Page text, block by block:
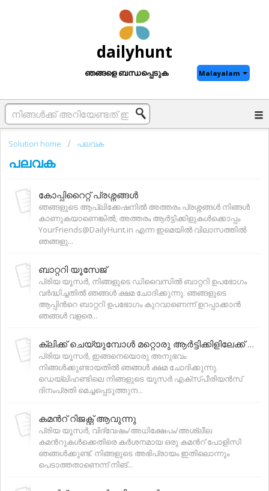
dailyhunt
ഞങ്ങളെ ബന്ധപ്പെടുക Malayalam
Solution home പലവക
പലവക
കോപ്പിറൈറ്റ് പ്രശ്നങ്ങള്‍
ഞങ്ങളുടെ ആപ്ലിക്കേഷനിൽ അത്തരം പ്രശ്നങ്ങൾ നിങ്ങൾ
കാണുകയാണെങ്കില്‍, അത്തരം ആര്‍ട്ടിക്കിളുകള്‍ക്കൊപ്പം
YourFriends@DailyHunt.in എന്ന ഇമെയില്‍ വിലാസത്തിൽ
ഞങ്ങളു...
ബാറ്ററി യൂസേജ്
പ്രിയ യൂസര്‍, നിങ്ങളുടെ ഡിവൈസില്‍ ബാറ്ററി ഉപഭോഗം
വർദ്ധിച്ചതിൽ ഞങ്ങൾ ക്ഷമ ചോദിക്കുന്നു. ഞങ്ങളുടെ
ആപ്പിന്‍റെ ബാറ്ററി ഉപഭോഗം കുറവാണെന്ന് ഉറപ്പാക്കാൻ
ഞങ്ങൾ വളരെ...
ക്ലിക്ക് ചെയ്യുമ്പോള്‍ മറ്റൊരു ആര്‍ട്ടിക്കിളിലേക്ക് പോകുന്നു
പ്രിയ യൂസര്‍, ഇങ്ങനെയൊരു അനുഭവം
നിങ്ങള്‍ക്കുണ്ടായതില്‍ ഞങ്ങള്‍ ക്ഷമ ചോദിക്കുന്നു.
ഡെയ്‌ലിഹണ്ടിലെ നിങ്ങളുടെ യൂസര്‍ എക്സ്പീരിയന്‍സ്
ദിനംപ്രതി മെച്ചപ്പെടുത്തുന...
കമന്‍റ് റിജക്റ്റ് ആവുന്നു
പ്രിയ യൂസര്‍, വിദ്വേഷം/അധിക്ഷേപം/അശ്ലീല
കമന്‍റുകൾക്കെതിരെ കർശനമായ ഒരു കമന്‍റ് പോളിസി
ഞങ്ങള്‍ക്കുണ്ട്. നിങ്ങളുടെ അഭിപ്രായം ഇതിലൊന്നും
പെടാത്തതാണെന്ന് നിങ്...